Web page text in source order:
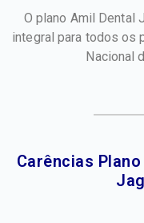
O plano Amil Dental
integral para todos os
Nacional
Carências